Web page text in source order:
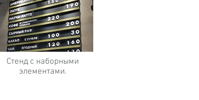
Стенд с наборными
элементами.